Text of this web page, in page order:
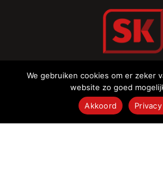
We gebruiken cookies om er zeker
website zo goed
Akkoord